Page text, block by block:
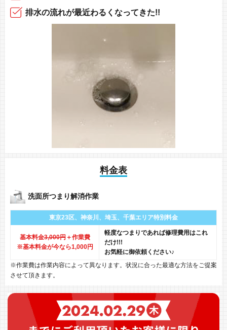
排水の流れが最近わるくなってきた!!
料金表
洗面所つまり解消作業
東京23区、神奈川、 埼玉、千葉エリア特別料金
基本料金3,000円＋作業費
※基本料金が今なら1,000円
軽度なつまりであれば修理費用はこれ
だけ!!!
お気軽に御依頼ください♪
※作業費は作業内容によって異なります。状況に合った最適な方法をご提案
させて頂きます。